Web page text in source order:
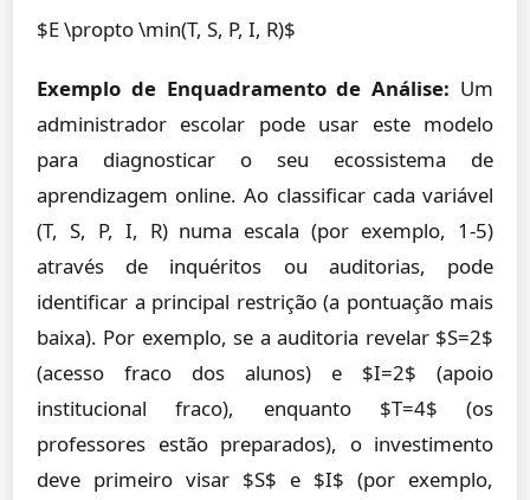
$E \propto \min(T, S, P, I, R)$
Exemplo de Enquadramento de Análise: Um
administrador escolar pode usar este modelo
para diagnosticar o seu ecossistema de
aprendizagem online. Ao classificar cada variável
(T, S, P, I, R) numa escala (por exemplo, 1-5)
através de inquéritos ou auditorias, pode
identificar a principal restrição (a pontuação mais
baixa). Por exemplo, se a auditoria revelar $S=2$
(acesso fraco dos alunos) e $I=2$ (apoio
institucional fraco), enquanto $T=4$ (os
professores estão preparados), o investimento
deve primeiro visar $S$ e $I$ (por exemplo,